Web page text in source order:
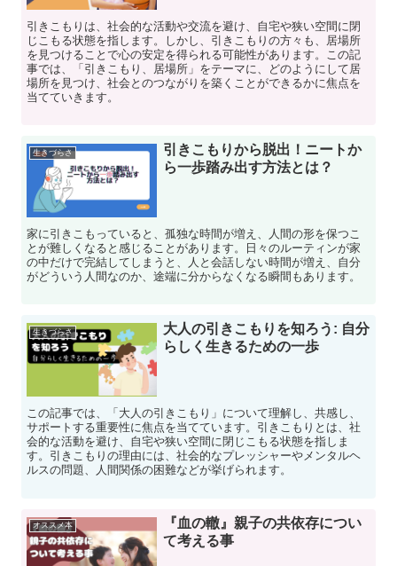
引きこもりは、社会的な活動や交流を避け、自宅や狭い空間に閉
じこもる状態を指します。しかし、引きこもりの方々も、居場所
を見つけることで心の安定を得られる可能性があります。この記
事では、「引きこもり、居場所」をテーマに、どのようにして居
場所を見つけ、社会とのつながりを築くことができるかに焦点を
当てていきます。
生きづらさ
引きこもりから脱出！ニートか
ら一歩踏み出す方法とは？
家に引きこもっていると、孤独な時間が増え、人間の形を保つこ
とが難しくなると感じることがあります。日々のルーティンが家
の中だけで完結してしまうと、人と会話しない時間が増え、自分
がどういう人間なのか、途端に分からなくなる瞬間もあります。
生きづらさ
大人の引きこもりを知ろう: 自分
らしく生きるための一歩
この記事では、「大人の引きこもり」について理解し、共感し、
サポートする重要性に焦点を当てています。引きこもりとは、社
会的な活動を避け、自宅や狭い空間に閉じこもる状態を指しま
す。引きこもりの理由には、社会的なプレッシャーやメンタルヘ
ルスの問題、人間関係の困難などが挙げられます。
オススメ本
『血の轍』親子の共依存につい
て考える事